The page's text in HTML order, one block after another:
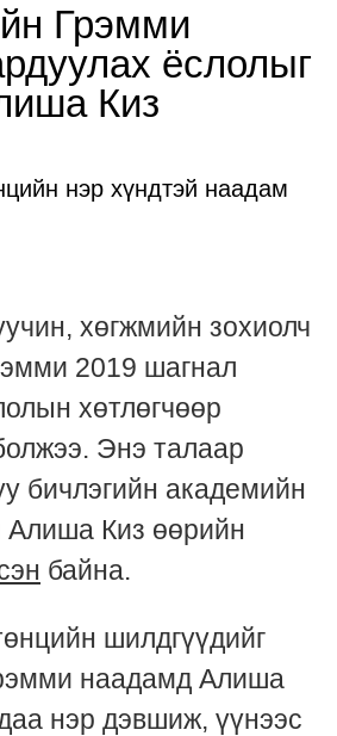
Грэмми
ёслолыг
Киз
нэр хүндтэй наадам
хөгжмийн зохиолч
2019 шагнал
хөтлөгчөөр
Энэ талаар
бичлэгийн академийн
Алиша Киз өөрийн
байна.
шилдгүүдийг
наадамд Алиша
нэр дэвшиж, үүнээс